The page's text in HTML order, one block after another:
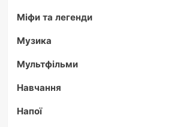
Міфи та легенди
Музика
Мультфільми
Навчання
Напої